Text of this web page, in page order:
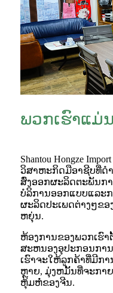
ພວກເຮົາແມ່
Shantou Hongze
ວິສາຫະກິດມືອາຊີບທີ່ດໍ
ສົ່ງອອກຜະລິດຕະພັນກ
ບໍລິການອອກແບບແລະ
ຜະລິດປະເພດຕ່າງໆຂ
ຫຍຸ່ນ.
ຫ້ອງການຂອງພວກເຮົາ
ສະຫນອງອຸປະກອນກາ
ເຮົາຈະໃຫ້ລູກຄ້າທີ່ມີກ
ຫຼາຍ, ມຸ່ງຫມັ້ນທີ່ຈະກາ
ຫຸ້ມຫໍ່ຂອງຈີນ.